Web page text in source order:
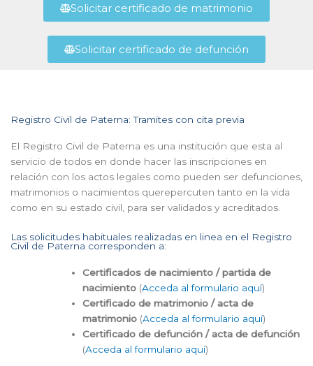
Solicitar certificado de matrimonio
Solicitar certificado de defunción
Registro Civil de Paterna: Tramites con cita previa
El Registro Civil de Paterna es una institución que esta al
servicio de todos en donde hacer las inscripciones en
relación con los actos legales como pueden ser defunciones,
matrimonios o nacimientos querepercuten tanto en la vida
como en su estado civil, para ser validados y acreditados.
Las solicitudes habituales realizadas en linea en el Registro
Civil de Paterna corresponden a:
Certificados de nacimiento / partida de
nacimiento(Acceda al formulario aquí)
Certificado de matrimonio / acta de
matrimonio(Acceda al formulario aquí)
Certificado de defunción / acta de defunción
(Acceda al formulario aquí)